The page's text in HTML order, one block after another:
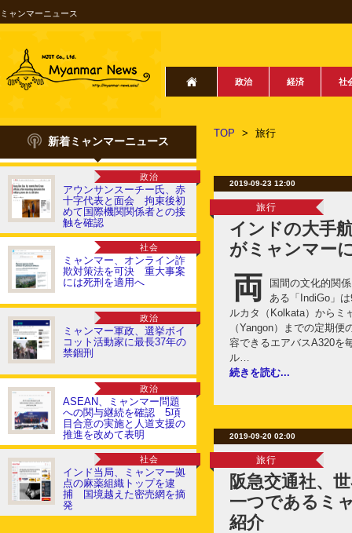
ミャンマーニュース
政治 経済 社
新着ミャンマーニュース
政治
アウンサンスーチー氏、赤
十字代表と面会 拘束後初
めて国際機関関係者との接
触を確認
社会
ミャンマー、オンライン詐
欺対策法を可決 重大事案
には死刑を適用へ
政治
ミャンマー軍政、選挙ボイ
コット活動家に最長37年の
禁錮刑
政治
ASEAN、ミャンマー問題
への関与継続を確認 5項
目合意の実施と人道支援の
推進を改めて表明
社会
インド当局、ミャンマー拠
点の麻薬組織トップを逮
捕 国境越えた密売網を摘
発
TOP > 旅行
2019-09-23 12:00
旅行
インドの大手
がミャンマー
両
国間の文化的関
ある「IndiGo」
ルカタ（Kolkata）からミ
（Yangon）までの定期
容できるエアバスA320を
ル…
続きを読む...
2019-09-20 02:00
旅行
阪急交通社、
一つであるミ
紹介